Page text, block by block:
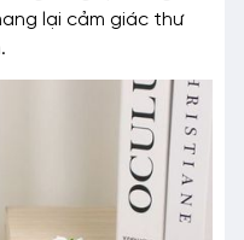
lại cảm giác thư